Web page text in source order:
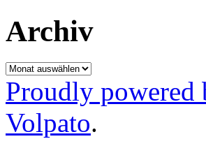
Archiv
Archiv
Proudly powered
Volpato.